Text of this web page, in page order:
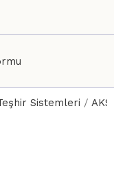
Sistemleri